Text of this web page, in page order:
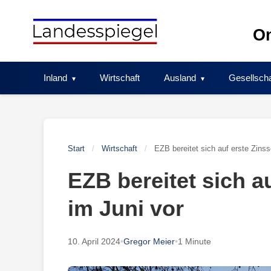
Inland Wirtschaft Ausland
Start / Wirtschaft / EZB bereitet sich auf erste
EZB bereitet sich
im Juni vor
10. April 2024•Gregor Meier•1 Minute